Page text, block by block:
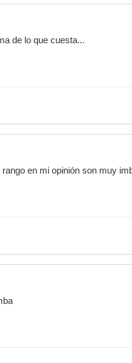
de lo que cuesta...
en mi opinión son muy